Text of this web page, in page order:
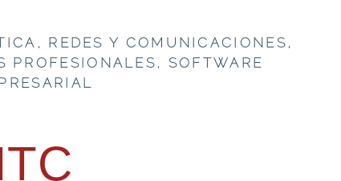
, REDES Y COMUNICACIONES ,
PROFESIONALES , SOFTWARE